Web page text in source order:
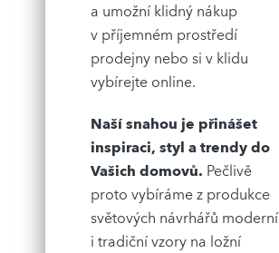
a umožní klidný nákup
v příjemném prostředí
prodejny nebo si v klidu
vybírejte online.
Naší snahou je přinášet
inspiraci, styl a trendy do
Vašich domovů. Pečlivě
proto vybíráme z produkce
světových návrhářů moderní
i tradiční vzory na ložní